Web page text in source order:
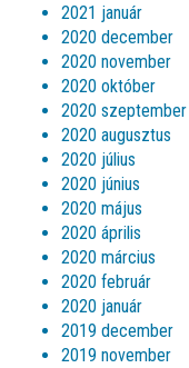
2021 január
2020 december
2020 november
2020 október
2020 szeptember
2020 augusztus
2020 július
2020 június
2020 május
2020 április
2020 március
2020 február
2020 január
2019 december
2019 november